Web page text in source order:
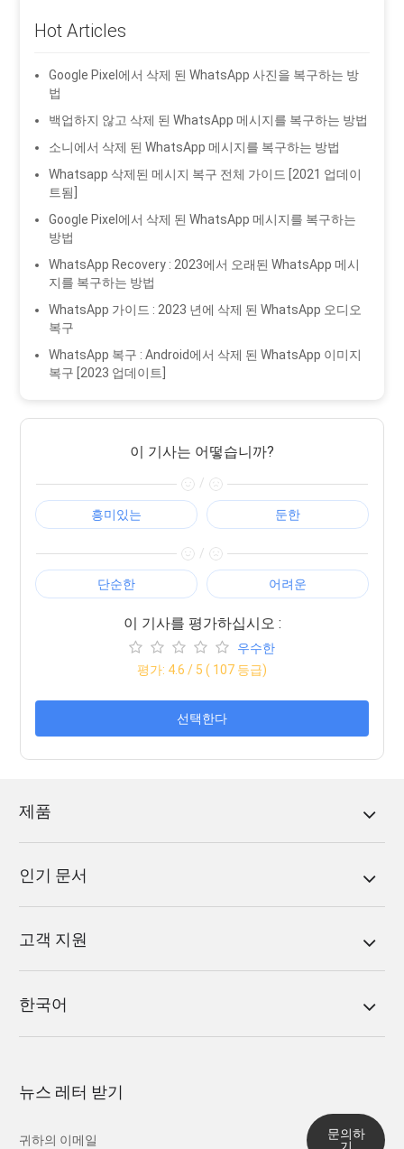
Hot Articles
Google Pixel에서 삭제 된 WhatsApp 사진을 복구하는 방
법
백업하지 않고 삭제 된 WhatsApp 메시지를 복구하는 방법
소니에서 삭제 된 WhatsApp 메시지를 복구하는 방법
Whatsapp 삭제된 메시지 복구 전체 가이드 [2021 업데이
트됨]
Google Pixel에서 삭제 된 WhatsApp 메시지를 복구하는
방법
WhatsApp Recovery : 2023에서 오래된 WhatsApp 메시
지를 복구하는 방법
WhatsApp 가이드 : 2023 년에 삭제 된 WhatsApp 오디오
복구
WhatsApp 복구 : Android에서 삭제 된 WhatsApp 이미지
복구 [2023 업데이트]
이 기사는 어떻습니까?
/
흥미있는 둔한
/
단순한 어려운
이 기사를 평가하십시오 :
우수한
평가: 4.6 / 5 ( 107 등급)
선택한다
제품
인기 문서
고객 지원
한국어
뉴스 레터 받기
문의하